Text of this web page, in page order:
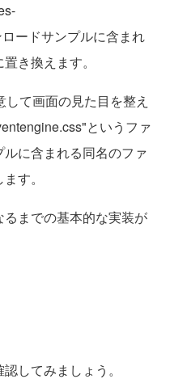
ードサンプルに含まれ
き換えます。
て画面の見た目を整え
というファ
に含まれる同名のファ
す。
までの基本的な実装が
してみましょう。